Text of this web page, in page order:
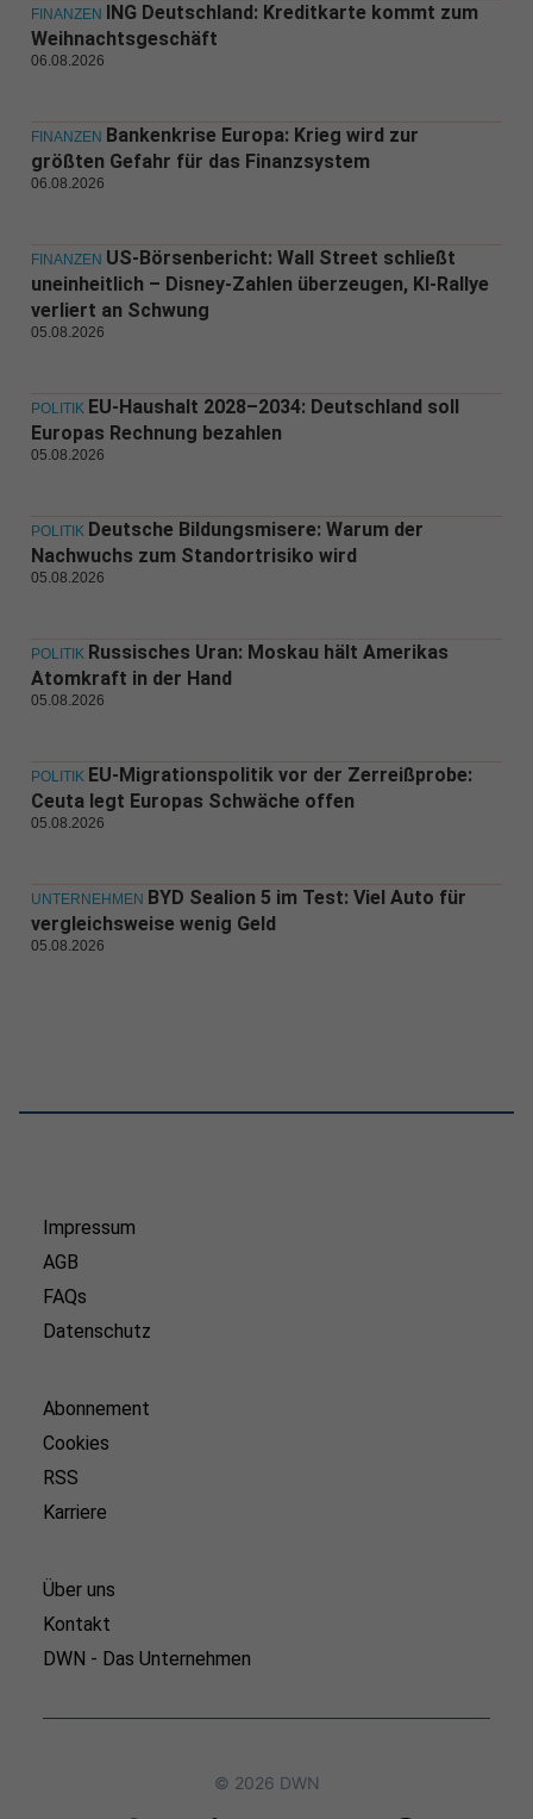
FINANZEN
ING Deutschland: Kreditkarte kommt zum
Weihnachtsgeschäft
06.08.2026
FINANZEN Bankenkrise Europa: Krieg wird zur
größten Gefahr für das Finanzsystem
06.08.2026
FINANZEN US-Börsenbericht: Wall Street schließt
uneinheitlich – Disney-Zahlen überzeugen, KI-Rallye
verliert an Schwung
05.08.2026
POLITIK EU-Haushalt 2028–2034: Deutschland soll
Europas Rechnung bezahlen
05.08.2026
POLITIK Deutsche Bildungsmisere: Warum der
Nachwuchs zum Standortrisiko wird
05.08.2026
POLITIK Russisches Uran: Moskau hält Amerikas
Atomkraft in der Hand
05.08.2026
POLITIK EU-Migrationspolitik vor der Zerreißprobe:
Ceuta legt Europas Schwäche offen
05.08.2026
UNTERNEHMEN BYD Sealion 5 im Test: Viel Auto für
vergleichsweise wenig Geld
05.08.2026
Impressum
AGB
FAQs
Datenschutz
Abonnement
Cookies
RSS
Karriere
Über uns
Kontakt
DWN - Das Unternehmen
© 2026 DWN